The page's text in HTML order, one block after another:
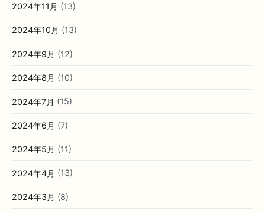
2024年11月 (13)
2024年10月 (13)
2024年9月 (12)
2024年8月 (10)
2024年7月 (15)
2024年6月 (7)
2024年5月 (11)
2024年4月 (13)
2024年3月 (8)